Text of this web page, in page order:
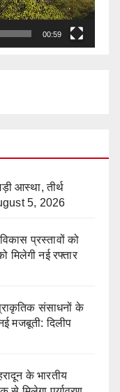
00:59
आस्था, तीर्थ
5, 2026
प्रस्तावों को
मिलेगी नई रफ्तार
संसाधनों के
मजबूती: दिलीप
के भारतीय